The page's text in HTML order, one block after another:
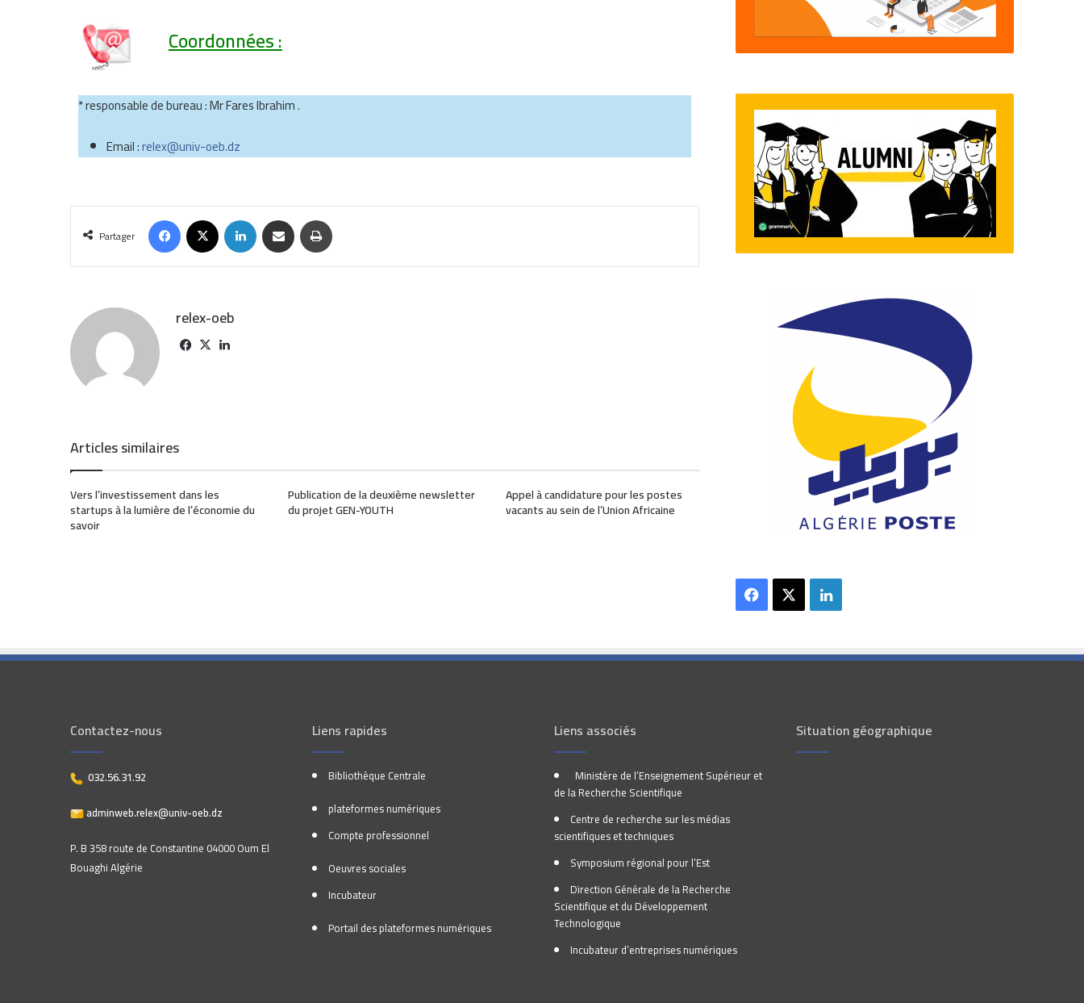
Coordonnées :
* responsable de bureau : Mr Fares Ibrahim .
Email :relex@univ-oeb.dz
Partager
relex-oeb
Articles similaires
Vers l’investissement dans les
startups à la lumière de l’économie du
savoir
Publication de la deuxième newsletter
du projet GEN-YOUTH
Appel à candidature pour les postes
vacants au sein de l’Union Africaine
Contactez-nous
032.56.31.92
adminweb.relex@univ-oeb.dz
P. B 358 route de Constantine 04000 Oum El
Bouaghi Algérie
Liens rapides
Bibliothèque Centrale
plateformes numériques
Compte professionnel
Oeuvres sociales
Incubateur
Portail des plateformes numériques
Liens associés
Ministère de l’Enseignement Supérieur et
de la Recherche Scientifique
Centre de recherche sur les médias
scientifiques et techniques
Symposium régional pour l’Est
Direction Générale de la Recherche
Scientifique et du Développement
Technologique
Incubateur d’entreprises numériques
Situation géographique